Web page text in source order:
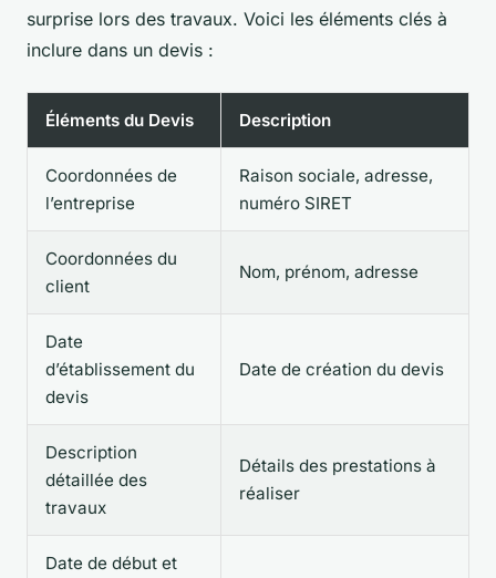
surprise lors des travaux. Voici les éléments clés à
inclure dans un devis :
Éléments du Devis Description
Coordonnées de
l’entreprise
Raison sociale, adresse,
numéro SIRET
Coordonnées du
client
Nom, prénom, adresse
Date
d’établissement du
devis
Date de création du devis
Description
détaillée des
travaux
Détails des prestations à
réaliser
Date de début et